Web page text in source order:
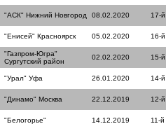
"АСК" Нижний Новгород 08.02.2020 17-
"Енисей" Красноярск 05.02.2020 16-
"Газпром-Югра"
Сургутский район
02.02.2020 15-
"Урал" Уфа 26.01.2020 14-
"Динамо" Москва 22.12.2019 12-
"Белогорье" 14.12.2019 11-й